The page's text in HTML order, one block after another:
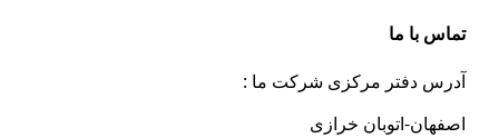
با ما
دفتر مرکزی شرکت ما :
اتوبان خرازی